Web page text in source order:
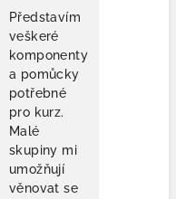
Představím
veškeré
komponenty
a pomůcky
potřebné
pro kurz.
Malé
skupiny mi
umožňují
věnovat se